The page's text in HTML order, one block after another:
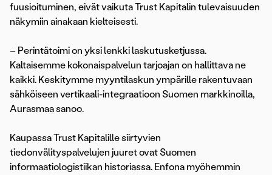
fuusioituminen, eivät vaikuta Trust Kapitalin tulevaisuuden
näkymiin ­ainakaan kielteisesti.
– Perintätoimi on yksi lenkki laskutusketjussa.
Kaltaisemme kokonaispalvelun tarjoajan on hallittava ne
kaikki. Keskitymme myyntilaskun ympärille rakentuvaan
sähköiseen vertikaali-integraatioon Suomen markkinoilla,
Aurasmaa sanoo.
Kaupassa Trust Kapitalille siirtyvien
tiedonvälityspalvelujen juuret ovat Suomen
informaatiologistiikan historiassa. Enfona myöhemmin